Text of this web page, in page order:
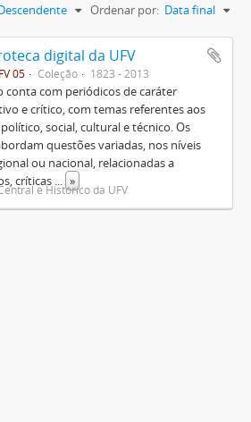
Ordenar por: Data final
digital da UFV
05 Coleção 1823 - 2013
conta com periódicos de caráter
e crítico, com temas referentes aos
social, cultural e técnico. Os
questões variadas, nos níveis
ou nacional, relacionadas a
críticas
»
e Histórico da UFV